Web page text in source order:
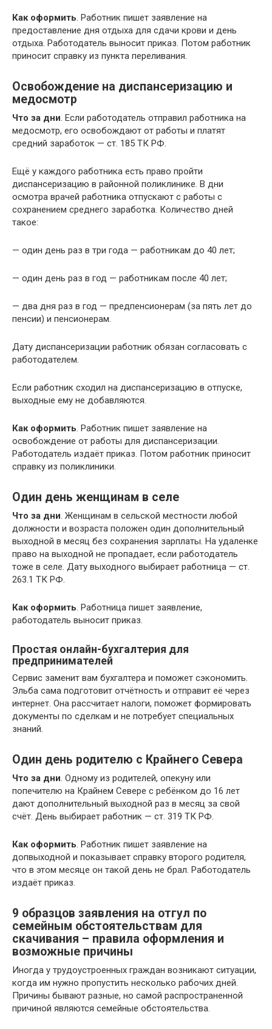
Как оформить . Работник пишет заявление на
предоставление дня отдыха для сдачи крови и день
отдыха. Работодатель выносит приказ. Потом работник
приносит справку из пункта переливания.
Освобождение на диспансеризацию и
медосмотр
Что за дни . Если работодатель отправил работника на
медосмотр, его освобождают от работы и платят
средний заработок — ст. 185 ТК РФ.
Ещё у каждого работника есть право пройти
диспансеризацию в районной поликлинике. В дни
осмотра врачей работника отпускают с работы с
сохранением среднего заработка. Количество дней
такое:
— один день раз в три года — работникам до 40 лет;
— один день раз в год — работникам после 40 лет;
— два дня раз в год — предпенсионерам (за пять лет до
пенсии) и пенсионерам.
Дату диспансеризации работник обязан согласовать с
работодателем.
Если работник сходил на диспансеризацию в отпуске,
выходные ему не добавляются.
Как оформить . Работник пишет заявление на
освобождение от работы для диспансеризации.
Работодатель издаёт приказ. Потом работник приносит
справку из поликлиники.
Один день женщинам в селе
Что за дни . Женщинам в сельской местности любой
должности и возраста положен один дополнительный
выходной в месяц без сохранения зарплаты. На удаленке
право на выходной не пропадает, если работодатель
тоже в селе. Дату выходного выбирает работница — ст.
263.1 ТК РФ.
Как оформить . Работница пишет заявление,
работодатель выносит приказ.
Простая онлайн-бухгалтерия для
предпринимателей
Сервис заменит вам бухгалтера и поможет сэкономить.
Эльба сама подготовит отчётность и отправит её через
интернет. Она рассчитает налоги, поможет формировать
документы по сделкам и не потребует специальных
знаний.
Один день родителю с Крайнего Севера
Что за дни . Одному из родителей, опекуну или
попечителю на Крайнем Севере с ребёнком до 16 лет
дают дополнительный выходной раз в месяц за свой
счёт. День выбирает работник — ст. 319 ТК РФ.
Как оформить . Работник пишет заявление на
допвыходной и показывает справку второго родителя,
что в этом месяце он такой день не брал. Работодатель
издаёт приказ.
9 образцов заявления на отгул по
семейным обстоятельствам для
скачивания – правила оформления и
возможные причины
Иногда у трудоустроенных граждан возникают ситуации,
когда им нужно пропустить несколько рабочих дней.
Причины бывают разные, но самой распространенной
причиной являются семейные обстоятельства.